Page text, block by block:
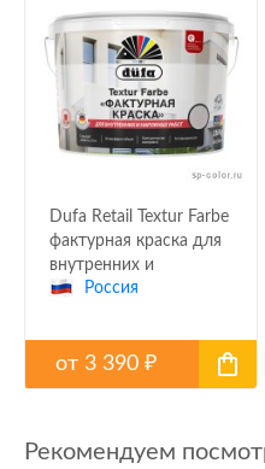
Dufa Retail Textur Farbe
фактурная краска для
внутренних и
наружных работ
Россия
от 3 390 ₽
Рекомендуем